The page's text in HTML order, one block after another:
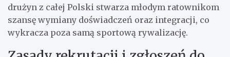
drużyn z całej Polski stwarza młodym ratownikom
szansę wymiany doświadczeń oraz integracji, co
wykracza poza samą sportową rywalizację.